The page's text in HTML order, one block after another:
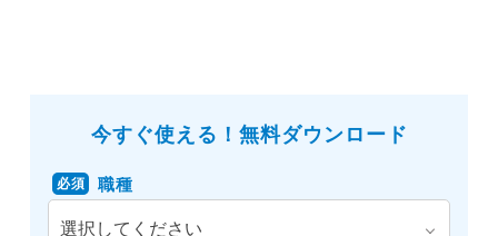
今すぐ使える！無料ダウンロード
職種
必須